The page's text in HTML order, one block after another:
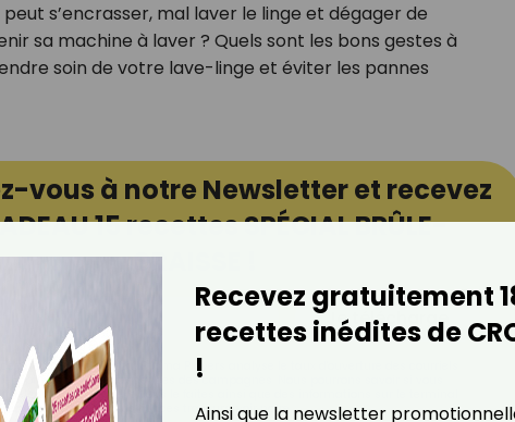
s’encrasser, mal laver le linge et dégager de
sa machine à laver ? Quels sont les bons gestes à
soin de votre lave-linge et éviter les pannes
vous à notre Newsletter et recevez
15 recettes SPÉCIAL BRÛLE-
GRAISSE !
Je télécharge
ce que la société Digital Prisma Players analyse le taux d'ouverture des courriels
et optimiser les performances des campagnes. Nous pourrons savoir si vous
l'heure à laquelle vous le faites ainsi que des informations sur le terminal
Pour en savoir plus sur ces traceurs, voir notre politique de confidentialité.
Recevez gratuitement
recettes inédites de
!
Ainsi que la newsletter